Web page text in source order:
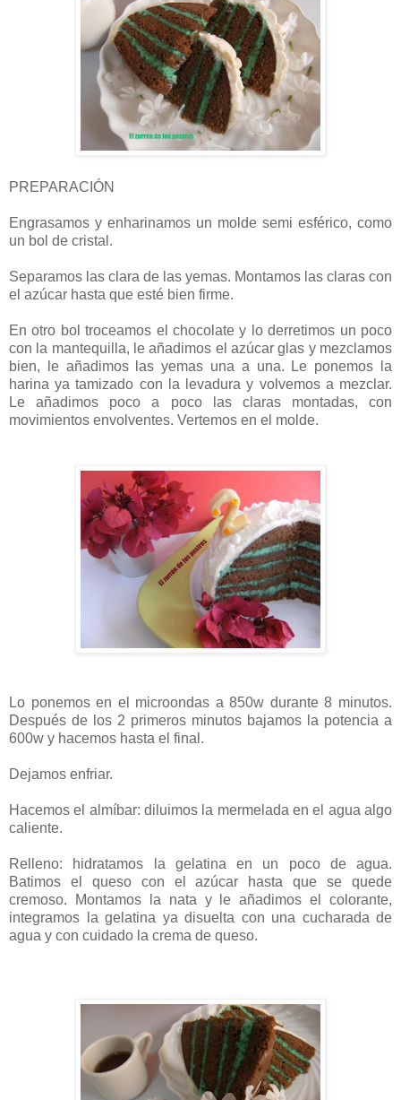
PREPARACIÓN
Engrasamos y enharinamos un molde semi esférico, como
un bol de cristal.
Separamos las clara de las yemas. Montamos las claras con
el azúcar hasta que esté bien firme.
En otro bol troceamos el chocolate y lo derretimos un poco
con la mantequilla, le añadimos el azúcar glas y mezclamos
bien, le añadimos las yemas una a una. Le ponemos la
harina ya tamizado con la levadura y volvemos a mezclar.
Le añadimos poco a poco las claras montadas, con
movimientos envolventes. Vertemos en el molde.
Lo ponemos en el microondas a 850w durante 8 minutos.
Después de los 2 primeros minutos bajamos la potencia a
600w y hacemos hasta el final.
Dejamos enfriar.
Hacemos el almíbar: diluimos la mermelada en el agua algo
caliente.
Relleno: hidratamos la gelatina en un poco de agua.
Batimos el queso con el azúcar hasta que se quede
cremoso. Montamos la nata y le añadimos el colorante,
integramos la gelatina ya disuelta con una cucharada de
agua y con cuidado la crema de queso.